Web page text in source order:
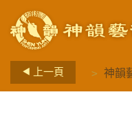
上一頁 > 神韻